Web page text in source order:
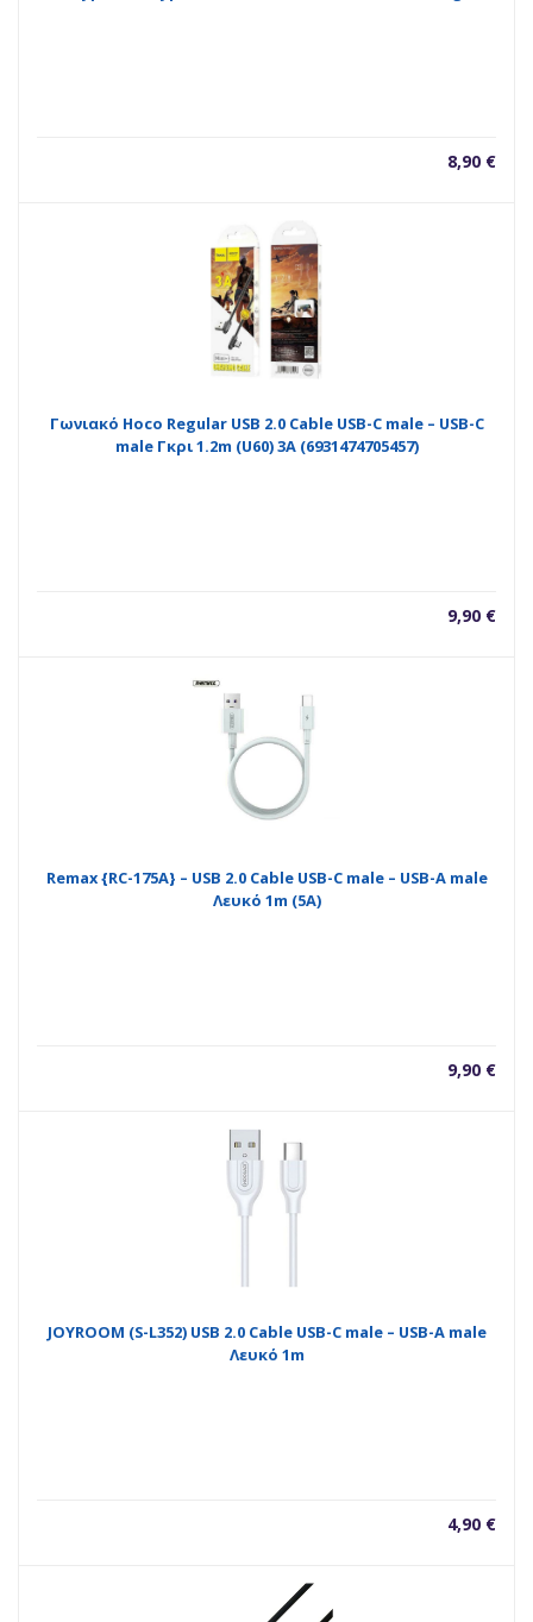
8,90 €
Γωνιακό Hoco Regular USB 2.0 Cable USB-C male – USB-C
male Γκρι 1.2m (U60) 3A (6931474705457)
9,90 €
Remax {RC-175A} – USB 2.0 Cable USB-C male – USB-A male
Λευκό 1m (5A)
9,90 €
JOYROOM (S-L352) USB 2.0 Cable USB-C male – USB-A male
Λευκό 1m
4,90 €